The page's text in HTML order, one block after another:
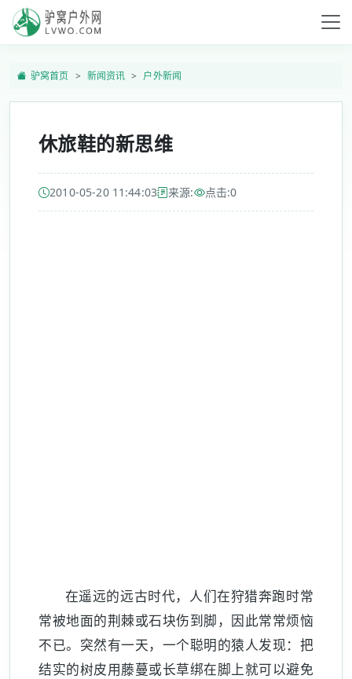
驴窝首页 新闻资讯 户外新闻
休旅鞋的新思维
2010-05-20 11:44:03 来源: 点击:0
在遥远的远古时代，人们在狩猎奔跑时常
常被地面的荆棘或石块伤到脚，因此常常烦恼
不已。突然有一天，一个聪明的猿人发现：把
结实的树皮用藤蔓或长草绑在脚上就可以避免